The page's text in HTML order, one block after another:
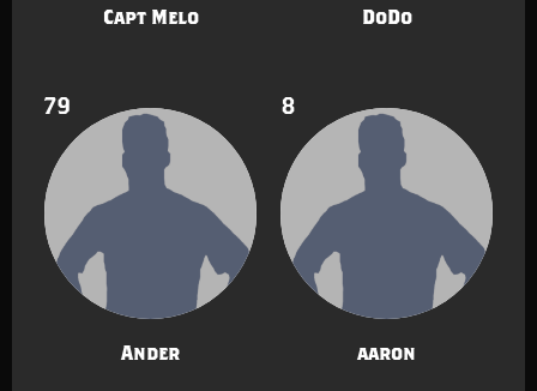
Capt Melo DoDo
79
Ander
8
aaron